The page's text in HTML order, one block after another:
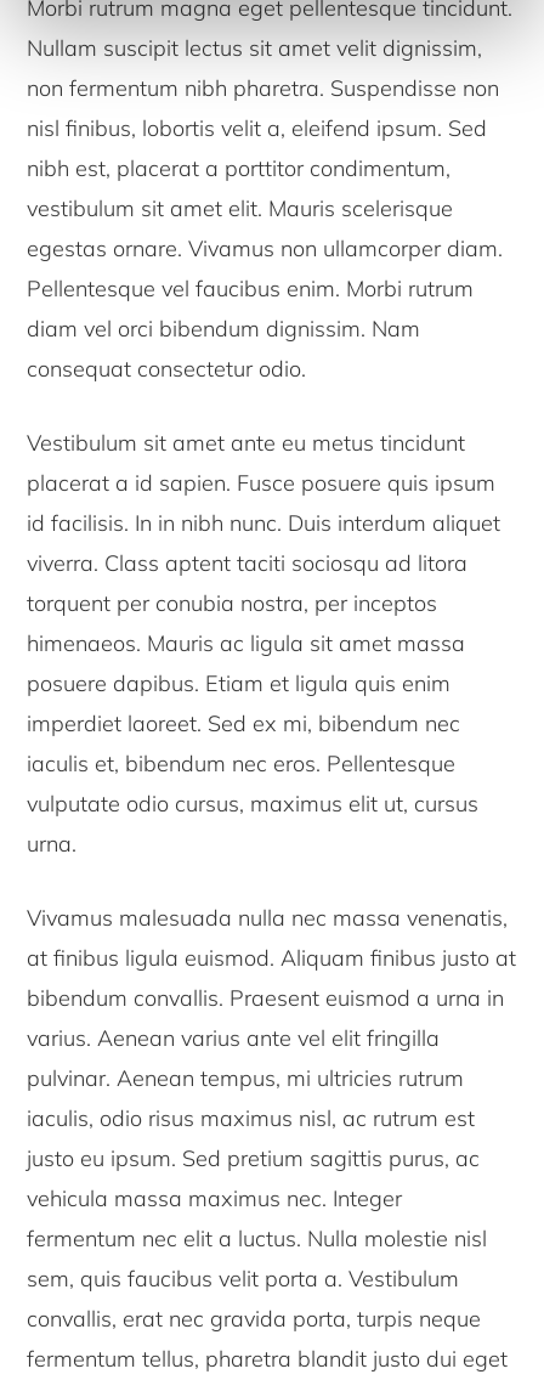
Morbi rutrum magna eget pellentesque tincidunt.
Nullam suscipit lectus sit amet velit dignissim,
non fermentum nibh pharetra. Suspendisse non
nisl finibus, lobortis velit a, eleifend ipsum. Sed
nibh est, placerat a porttitor condimentum,
vestibulum sit amet elit. Mauris scelerisque
egestas ornare. Vivamus non ullamcorper diam.
Pellentesque vel faucibus enim. Morbi rutrum
diam vel orci bibendum dignissim. Nam
consequat consectetur odio.
Vestibulum sit amet ante eu metus tincidunt
placerat a id sapien. Fusce posuere quis ipsum
id facilisis. In in nibh nunc. Duis interdum aliquet
viverra. Class aptent taciti sociosqu ad litora
torquent per conubia nostra, per inceptos
himenaeos. Mauris ac ligula sit amet massa
posuere dapibus. Etiam et ligula quis enim
imperdiet laoreet. Sed ex mi, bibendum nec
iaculis et, bibendum nec eros. Pellentesque
vulputate odio cursus, maximus elit ut, cursus
urna.
Vivamus malesuada nulla nec massa venenatis,
at finibus ligula euismod. Aliquam finibus justo at
bibendum convallis. Praesent euismod a urna in
varius. Aenean varius ante vel elit fringilla
pulvinar. Aenean tempus, mi ultricies rutrum
iaculis, odio risus maximus nisl, ac rutrum est
justo eu ipsum. Sed pretium sagittis purus, ac
vehicula massa maximus nec. Integer
fermentum nec elit a luctus. Nulla molestie nisl
sem, quis faucibus velit porta a. Vestibulum
convallis, erat nec gravida porta, turpis neque
fermentum tellus, pharetra blandit justo dui eget